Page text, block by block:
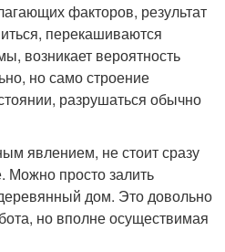
факторов, результат
перекашиваются
возникает вероятность
но само строение
разрушаться обычно
явлением, не стоит сразу
Можно просто залить
дом. Это довольно
но вполне осуществимая